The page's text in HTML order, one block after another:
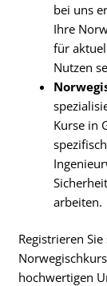
bei uns
Ihre
für
Nutzen
Kurse in
arbeiten.
Registrieren
hochwertigen